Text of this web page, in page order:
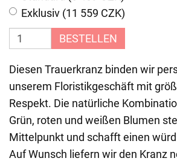
Exklusiv (11 559 CZK)
BESTELLEN
Diesen Trauerkranz binden wir
unserem Floristikgeschäft mit
Respekt. Die natürliche
Grün, roten und weißen Blumen
Mittelpunkt und schafft einen
Auf Wunsch liefern wir den Kranz